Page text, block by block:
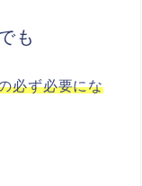
も
必ず必要にな